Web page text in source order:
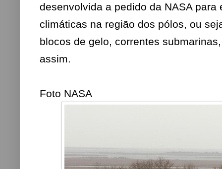
desenvolvida a pedido da NASA
climáticas na região dos pólos, ou
blocos de gelo, correntes
assim.
Foto NASA